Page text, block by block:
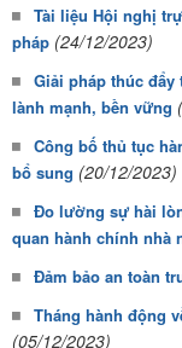
Tài liệu Hội nghị
pháp (24/12/2023)
Giải pháp thúc
lành mạnh, bền vững
Công bố thủ tục
bổ sung (20/12/2023)
Đo lường sự hài
quan hành chính nhà
Đảm bảo an toàn
Tháng hành động
(05/12/2023)